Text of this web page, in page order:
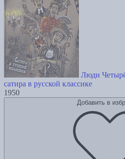
Люди
сатира в русской классике
1950
Добавить в